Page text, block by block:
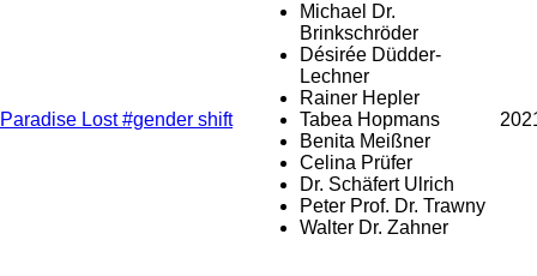
Paradise Lost #gender shift
Michael Dr.
Brinkschröder
Désirée Düdder-
Lechner
Rainer Hepler
Tabea Hopmans
Benita Meißner
Celina Prüfer
Dr. Schäfert Ulrich
Peter Prof. Dr. Trawny
Walter Dr. Zahner